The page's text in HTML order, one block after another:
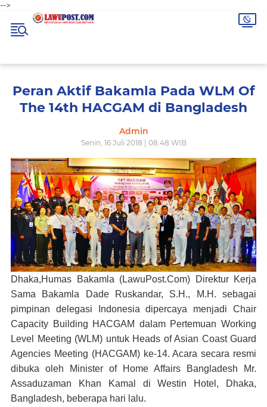
-->
Peran Aktif Bakamla Pada WLM Of
The 14th HACGAM di Bangladesh
Admin
Senin, 16 Juli 2018 | 08.48 WIB
Dhaka,Humas Bakamla (LawuPost.Com) Direktur Kerja
Sama Bakamla Dade Ruskandar, S.H., M.H. sebagai
pimpinan delegasi Indonesia dipercaya menjadi Chair
Capacity Building HACGAM dalam Pertemuan Working
Level Meeting (WLM) untuk Heads of Asian Coast Guard
Agencies Meeting (HACGAM) ke-14. Acara secara resmi
dibuka oleh Minister of Home Affairs Bangladesh Mr.
Assaduzaman Khan Kamal di Westin Hotel, Dhaka,
Bangladesh, beberapa hari lalu.